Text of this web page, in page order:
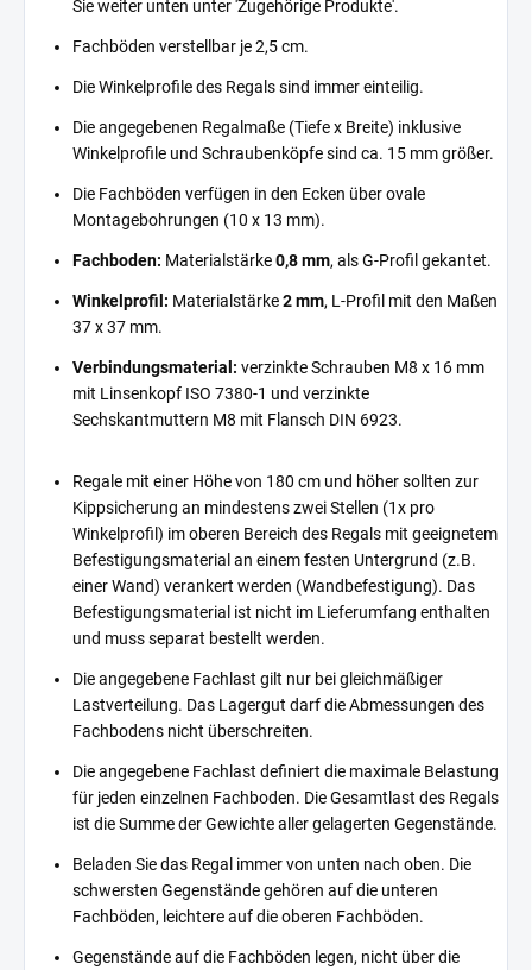
Sie weiter unten unter 'Zugehörige Produkte'.
Fachböden verstellbar je 2,5 cm.
Die Winkelprofile des Regals sind immer einteilig.
Die angegebenen Regalmaße (Tiefe x Breite) inklusive
Winkelprofile und Schraubenköpfe sind ca. 15 mm größer.
Die Fachböden verfügen in den Ecken über ovale
Montagebohrungen (10 x 13 mm).
Fachboden: Materialstärke0,8 mm, als G-Profil gekantet.
Winkelprofil: Materialstärke2 mm, L-Profil mit den Maßen
37 x 37 mm.
Verbindungsmaterial: verzinkte Schrauben M8 x 16 mm
mit Linsenkopf ISO 7380-1 und verzinkte
Sechskantmuttern M8 mit Flansch DIN 6923.
Regale mit einer Höhe von 180 cm und höher sollten zur
Kippsicherung an mindestens zwei Stellen (1x pro
Winkelprofil) im oberen Bereich des Regals mit geeignetem
Befestigungsmaterial an einem festen Untergrund (z.B.
einer Wand) verankert werden (Wandbefestigung). Das
Befestigungsmaterial ist nicht im Lieferumfang enthalten
und muss separat bestellt werden.
Die angegebene Fachlast gilt nur bei gleichmäßiger
Lastverteilung. Das Lagergut darf die Abmessungen des
Fachbodens nicht überschreiten.
Die angegebene Fachlast definiert die maximale Belastung
für jeden einzelnen Fachboden. Die Gesamtlast des Regals
ist die Summe der Gewichte aller gelagerten Gegenstände.
Beladen Sie das Regal immer von unten nach oben. Die
schwersten Gegenstände gehören auf die unteren
Fachböden, leichtere auf die oberen Fachböden.
Gegenstände auf die Fachböden legen, nicht über die